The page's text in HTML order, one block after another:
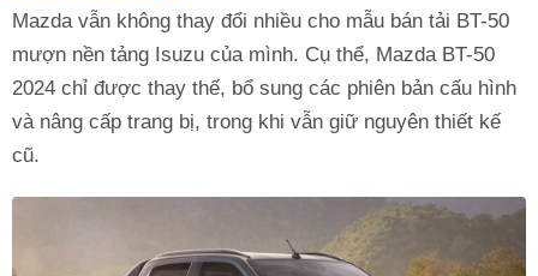
Mazda vẫn không thay đổi nhiều cho mẫu bán tải BT-50
mượn nền tảng Isuzu của mình. Cụ thể, Mazda BT-50
2024 chỉ được thay thế, bổ sung các phiên bản cấu hình
và nâng cấp trang bị, trong khi vẫn giữ nguyên thiết kế
cũ.